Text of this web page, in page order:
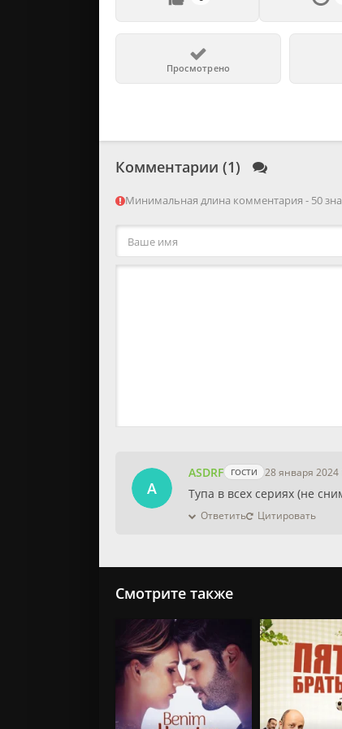
Просмотрено
Комментарии (1)
Минимальная длина комментария - 50
A
ASDRF ГОСТИ 28 января 2024
Тупа в всех сериях (не
Ответить Цитировать
Смотрите также